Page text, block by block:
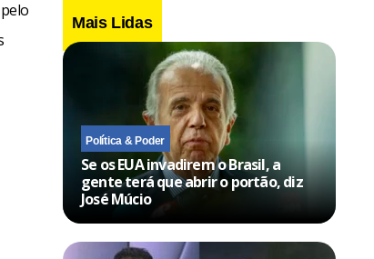
Mais Lidas
Política & Poder
Se os EUA invadirem o Brasil, a
gente terá que abrir o portão, diz
José Múcio